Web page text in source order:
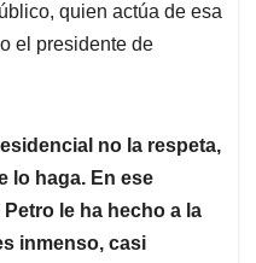
quien actúa de esa
el presidente de
no la respeta,
lo haga. En ese
le ha hecho a la
inmenso, casi